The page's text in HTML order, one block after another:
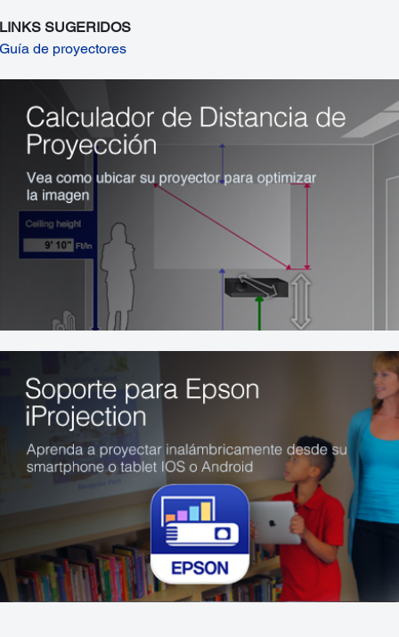
LINKS SUGERIDOS
Guía de proyectores